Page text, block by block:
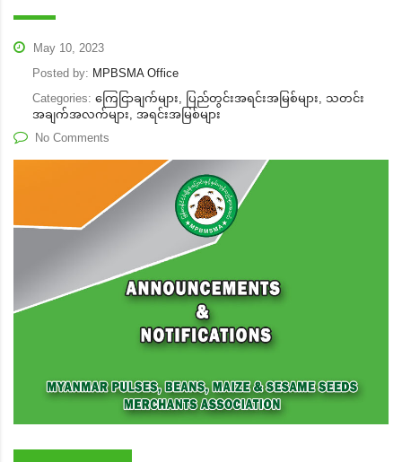
May 10, 2023
Posted by: MPBSMA Office
Categories: ကြေငြာချက်များ, ပြည်တွင်းအရင်းအမြစ်များ, သတင်း
အချက်အလက်များ, အရင်းအမြစ်များ
No Comments